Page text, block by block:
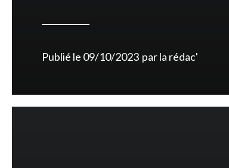
Publié le 09/10/2023 parla rédac'